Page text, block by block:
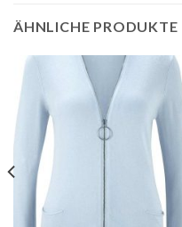
ÄHNLICHE PRODUKTE